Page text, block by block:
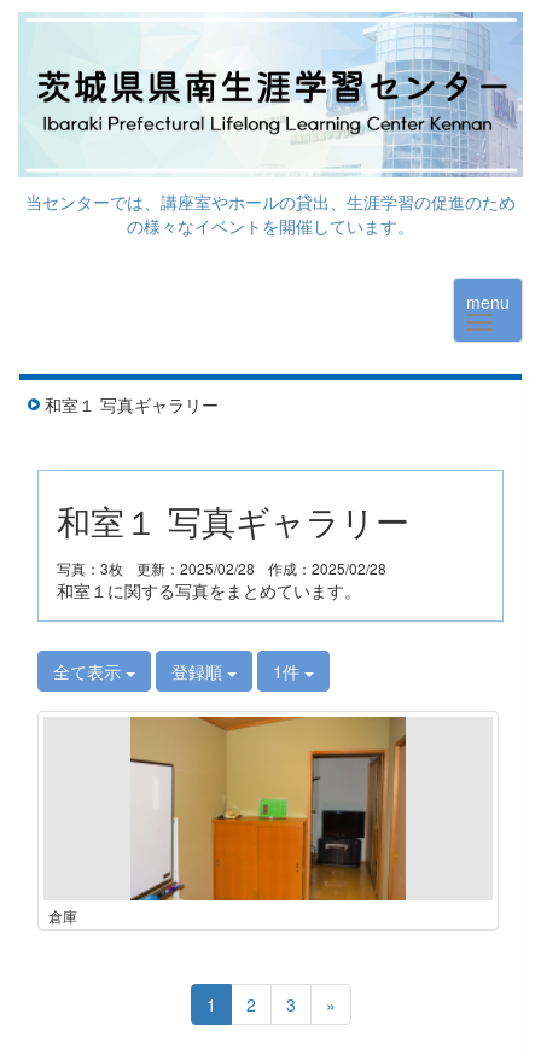
当センターでは、講座室やホールの貸出、生涯学習の促進のため
の様々なイベントを開催しています。
menu
和室１ 写真ギャラリー
和室１ 写真ギャラリー
写真：3枚 更新：2025/02/28 作成：2025/02/28
和室１に関する写真をまとめています。
全て表示 登録順 1件
倉庫
1 2 3 »